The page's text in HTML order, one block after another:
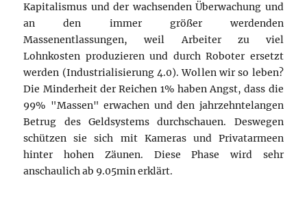
Kapitalismus und der wachsenden Überwachung und
an den immer größer werdenden
Massenentlassungen, weil Arbeiter zu viel
Lohnkosten produzieren und durch Roboter ersetzt
werden (Industrialisierung 4.0). Wollen wir so leben?
Die Minderheit der Reichen 1% haben Angst, dass die
99% "Massen" erwachen und den jahrzehntelangen
Betrug des Geldsystems durchschauen. Deswegen
schützen sie sich mit Kameras und Privatarmeen
hinter hohen Zäunen. Diese Phase wird sehr
anschaulich ab 9.05min erklärt.